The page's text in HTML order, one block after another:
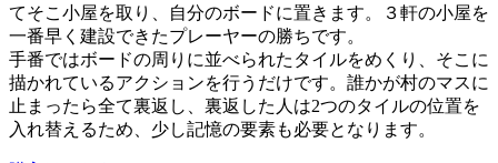
てそこ小屋を取り、自分のボードに置きます。３軒の小屋を
一番早く建設できたプレーヤーの勝ちです。
手番ではボードの周りに並べられたタイルをめくり、そこに
描かれているアクションを行うだけです。誰かが村のマスに
止まったら全て裏返し、裏返した人は2つのタイルの位置を
入れ替えるため、少し記憶の要素も必要となります。